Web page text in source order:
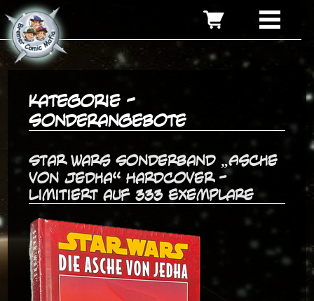
Kategorie -
Sonderangebote
Star Wars Sonderband „Asche
von Jedha“ Hardcover -
Limitiert auf 333 Exemplare